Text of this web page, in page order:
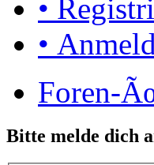
•
•
Foren-
Bitte melde dich